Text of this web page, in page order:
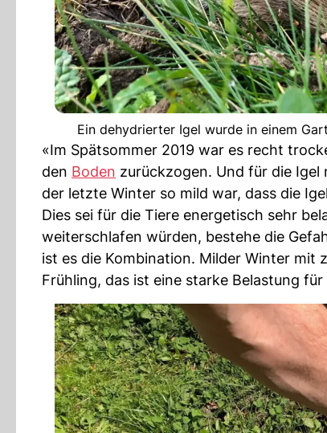
Ein dehydrierter Igel wurde in einem
«Im Spätsommer 2019 war es recht
den Boden zurückzogen. Und für die
der letzte Winter so mild war, dass die
Dies sei für die Tiere energetisch sehr
weiterschlafen würden, bestehe die
ist es die Kombination. Milder Winter mit
Frühling, das ist eine starke Belastung für